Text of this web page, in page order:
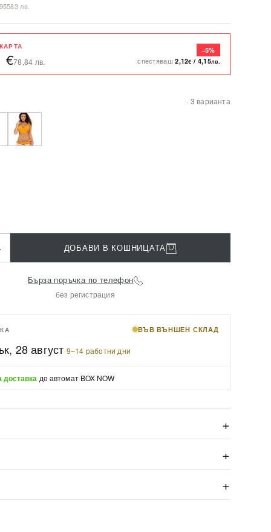
лв.
€78,84 лв.
−5%
спестяваш2,12€ / 4,15лв.
· 3 варианта
ДОБАВИ В КОШНИЦАТА
Бърза поръчка по телефон
без регистрация
ВЪВ ВЪНШЕН СКЛАД
28 август·9–14 работни дни
доставка до автомат BOX NOW